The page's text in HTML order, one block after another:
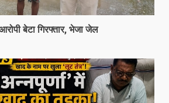
बेटा गिरफ्तार, भेजा जेल